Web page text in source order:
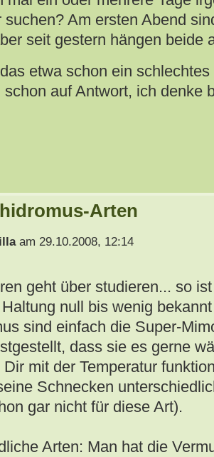
suchen? Am ersten Abend
seit gestern hängen beide
etwa schon ein
schon auf Antwort, ich denke
Arten
am 29.10.2008, 12:14
geht über studieren... so
null bis wenig
sind einfach die Super-
dass sie es gerne
mit der Temperatur
Schnecken
gar nicht für diese Art).
Arten: Man hat die